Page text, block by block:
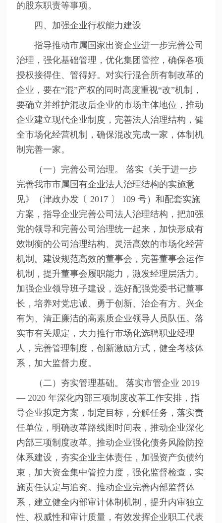
的股东职责等事项。
四、加强企业行权能力建设
指导推动市属国家出资企业进一步完善公司
治理，强化基础管理，优化集团管控，确保各项
授权接得住、管得好。对实行混合所有制改革的
企业，要在“混”产权的同时高度重视“改”机制，
要确立并维护混改后企业的市场主体地位，推动
企业建立现代企业制度，完善法人治理结构，健
全市场化经营机制，确保混改完成一家，体制机
制完善一家。
（一）完善公司治理。 落实《关于进一步
完善我市市属国有企业法人治理结构的实施意
见》（津政办发〔 2017 〕 109 号）和配套实施
方案，指导企业完善公司法人治理结构，把加强
党的领导和完善公司治理统一起来，加快形成有
效制衡的公司治理结构、灵活高效的市场化经营
机制。建设规范高效的董事会，完善董事会运作
机制，提升董事会履职能力，激发经理层活力。
加强企业领导班子建设，选好配强党委书记董事
长，培养对党忠诚、勇于创新、治企有方、兴企
有为、清正廉洁的高素质企业领导人员队伍。落
实市有关规定，大力推行市场化选聘职业经理
人，完善管理制度，创新激励方式，健全考核体
系，加大监督力度。
（二）夯实管理基础。 落实市管企业 2019
— 2020 年深化内部三项制度改革工作安排，指
导企业拟定方案，制定目标，分解任务，落实责
任单位，明确改革路线图时间表，推动企业深化
内部三项制度改革。推动企业强化债务风险防控
体系建设，夯实企业主体责任，加强资产负债约
束，加大资金集中管控力度，强化监督检查，实
施责任认定与追究。推动企业完善内部监督体
系，建立健全内部审计体制机制，提升内审独立
性、权威性和审计质量，有效发挥企业职工代表